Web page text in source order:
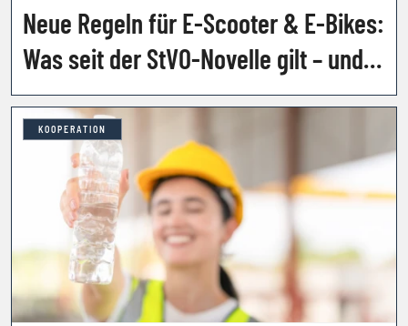
Neue Regeln für E-Scooter & E-Bikes:
Was seit der StVO-Novelle gilt – und
welche Strafen drohen
KOOPERATION